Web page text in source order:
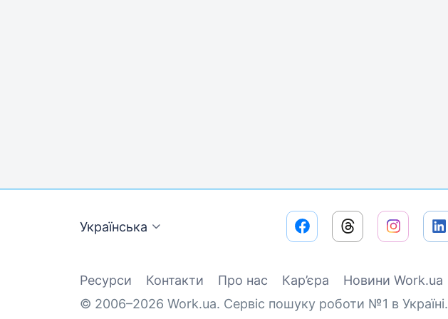
Українська
Ресурси Контакти Про нас Кар’єра Новини Work.ua
© 2006–2026 Work.ua. Сервіс пошуку роботи №1 в Україні.